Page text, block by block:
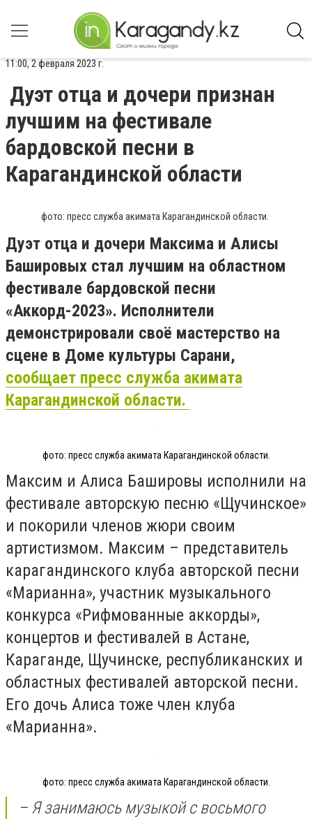
11:00, 2 февраля 2023 г.
Дуэт отца и дочери признан
лучшим на фестивале
бардовской песни в
Карагандинской области
фото: пресс служба акимата Карагандинской области.
Дуэт отца и дочери Максима и Алисы
Башировых стал лучшим на областном
фестивале бардовской песни
«Аккорд-2023». Исполнители
демонстрировали своё мастерство на
сцене в Доме культуры Сарани,
сообщает пресс служба акимата
Карагандинской области.
фото: пресс служба акимата Карагандинской области.
Максим и Алиса Башировы исполнили на
фестивале авторскую песню «Щучинское»
и покорили членов жюри своим
артистизмом. Максим – представитель
карагандинского клуба авторской песни
«Марианна», участник музыкального
конкурса «Рифмованные аккорды»,
концертов и фестивалей в Астане,
Караганде, Щучинске, республиканских и
областных фестивалей авторской песни.
Его дочь Алиса тоже член клуба
«Марианна».
фото: пресс служба акимата Карагандинской области.
– Я занимаюсь музыкой с восьмого